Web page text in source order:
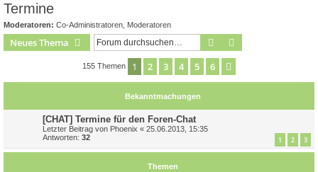
Termine
Moderatoren: Co-Administratoren Moderatoren
Neues Thema Suche
155 Themen 1 2 3 4 5 6
Bekanntmachungen
[CHAT] Termine für den Foren-Chat
Letzter Beitrag von Phoenix « 25.06.2013, 15:35
Antworten: 32 1 2 3
Themen